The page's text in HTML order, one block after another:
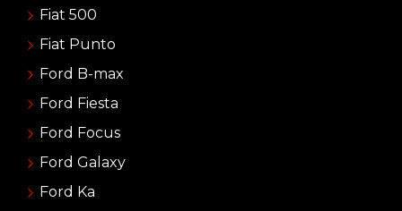
Fiat 500
Fiat Punto
Ford B-max
Ford Fiesta
Ford Focus
Ford Galaxy
Ford Ka